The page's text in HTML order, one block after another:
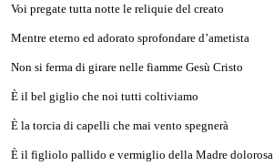
Voi pregate tutta notte le reliquie del creato
Mentre eterno ed adorato sprofondare d’ametista
Non si ferma di girare nelle fiamme Gesù Cristo
È il bel giglio che noi tutti coltiviamo
È la torcia di capelli che mai vento spegnerà
È il figliolo pallido e vermiglio della Madre dolorosa